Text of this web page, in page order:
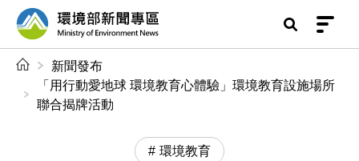
前往中央內容區塊
環境部新聞專區
新聞發布
「用行動愛地球 環境教育心體驗」環境教育設施場所
聯合揭牌活動
環境教育